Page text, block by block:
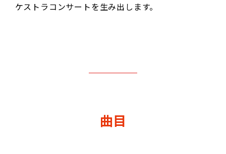
ケストラコンサートを生み出します。
曲目